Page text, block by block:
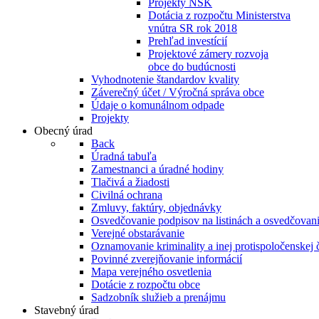
Projekty NSK
Dotácia z rozpočtu Ministerstva
vnútra SR rok 2018
Prehľad investícií
Projektové zámery rozvoja
obce do budúcnosti
Vyhodnotenie štandardov kvality
Záverečný účet / Výročná správa obce
Údaje o komunálnom odpade
Projekty
Obecný úrad
Back
Úradná tabuľa
Zamestnanci a úradné hodiny
Tlačivá a žiadosti
Civilná ochrana
Zmluvy, faktúry, objednávky
Osvedčovanie podpisov na listinách a
Verejné obstarávanie
Oznamovanie kriminality a inej protispoločenskej
Povinné zverejňovanie informácií
Mapa verejného osvetlenia
Dotácie z rozpočtu obce
Sadzobník služieb a prenájmu
Stavebný úrad